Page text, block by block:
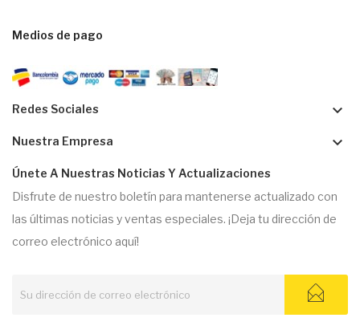
Medios de pago
Redes Sociales keyboard_arrow_down
Nuestra Empresa keyboard_arrow_down
Únete A Nuestras Noticias Y Actualizaciones
Disfrute de nuestro boletín para mantenerse actualizado con
las últimas noticias y ventas especiales. ¡Deja tu dirección de
correo electrónico aquí!